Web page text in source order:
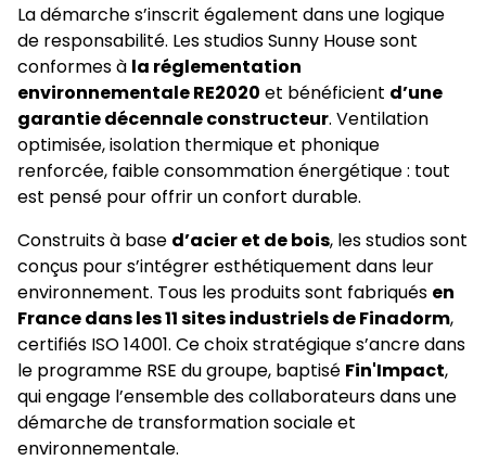
La démarche s’inscrit également dans une logique
de responsabilité. Les studios Sunny House sont
conformes à la réglementation
environnementale RE2020 et bénéficient d’une
garantie décennale constructeur. Ventilation
optimisée, isolation thermique et phonique
renforcée, faible consommation énergétique : tout
est pensé pour offrir un confort durable.
Construits à base d’acier et de bois, les studios sont
conçus pour s’intégrer esthétiquement dans leur
environnement. Tous les produits sont fabriqués en
France dans les 11 sites industriels de Finadorm,
certifiés ISO 14001. Ce choix stratégique s’ancre dans
le programme RSE du groupe, baptisé Fin'Impact,
qui engage l’ensemble des collaborateurs dans une
démarche de transformation sociale et
environnementale.